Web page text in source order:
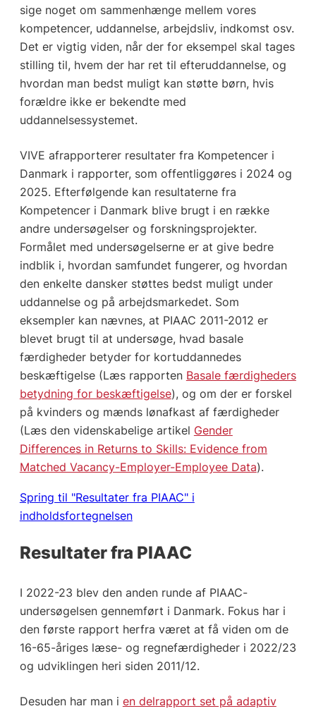
sige noget om sammenhænge mellem vores
kompetencer, uddannelse, arbejdsliv, indkomst osv.
Det er vigtig viden, når der for eksempel skal tages
stilling til, hvem der har ret til efteruddannelse, og
hvordan man bedst muligt kan støtte børn, hvis
forældre ikke er bekendte med
uddannelsessystemet.
VIVE afrapporterer resultater fra Kompetencer i
Danmark i rapporter, som offentliggøres i 2024 og
2025. Efterfølgende kan resultaterne fra
Kompetencer i Danmark blive brugt i en række
andre undersøgelser og forskningsprojekter.
Formålet med undersøgelserne er at give bedre
indblik i, hvordan samfundet fungerer, og hvordan
den enkelte dansker støttes bedst muligt under
uddannelse og på arbejdsmarkedet. Som
eksempler kan nævnes, at PIAAC 2011-2012 er
blevet brugt til at undersøge, hvad basale
færdigheder betyder for kortuddannedes
beskæftigelse (Læs rapporten Basale færdigheders
betydning for beskæftigelse), og om der er forskel
på kvinders og mænds lønafkast af færdigheder
(Læs den videnskabelige artikel Gender
Differences in Returns to Skills: Evidence from
Matched Vacancy-Employer-Employee Data).
Spring til "Resultater fra PIAAC" i
indholdsfortegnelsen
Resultater fra PIAAC
I 2022-23 blev den anden runde af PIAAC-
undersøgelsen gennemført i Danmark. Fokus har i
den første rapport herfra været at få viden om de
16-65-åriges læse- og regnefærdigheder i 2022/23
og udviklingen heri siden 2011/12.
Desuden har man i en delrapport set på adaptiv